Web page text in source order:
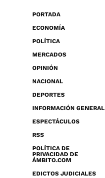
PORTADA
ECONOMÍA
POLÍTICA
MERCADOS
OPINIÓN
NACIONAL
DEPORTES
INFORMACIÓN GENERAL
ESPECTÁCULOS
RSS
POLÍTICA DE
PRIVACIDAD DE
ÁMBITO.COM
EDICTOS JUDICIALES